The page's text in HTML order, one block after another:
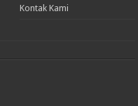
Kontak Kami